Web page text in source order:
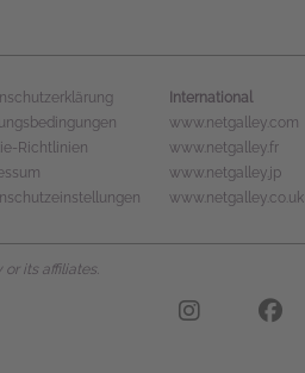
Richtlinien
International
www.netgalley.com
www.netgalley.fr
www.netgalley.jp
www.netgalley.co.uk
its affiliates.